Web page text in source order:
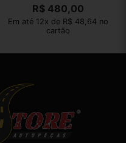
R$480,00
Em até 12x de R$ 48,64 no
cartão